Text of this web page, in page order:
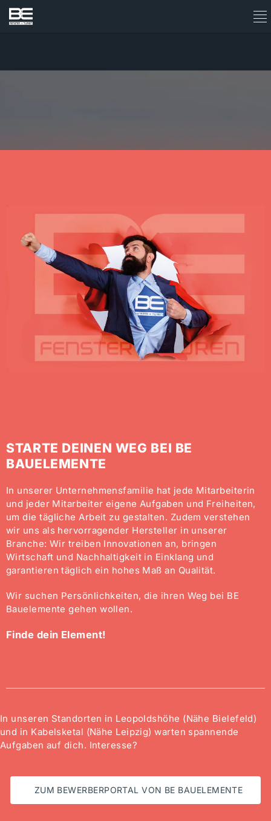
STARTE DEINEN WEG BEI BE
BAUELEMENTE
In unserer Unternehmensfamilie hat jede Mitarbeiterin
und jeder Mitarbeiter eigene Aufgaben und Freiheiten,
um die tägliche Arbeit zu gestalten. Zudem verstehen
wir uns als hervorragender Hersteller in unserer
Branche: Wir treiben Innovationen an, bringen
Wirtschaft und Nachhaltigkeit in Einklang und
garantieren täglich ein hohes Maß an Qualität.
Wir suchen Persönlichkeiten, die ihren Weg bei BE
Bauelemente gehen wollen.
Finde dein Element!
In unseren Standorten in Leopoldshöhe (Nähe Bielefeld)
und in Kabelsketal (Nähe Leipzig) warten spannende
Aufgaben auf dich. Interesse?
ZUM BEWERBERPORTAL VON BE BAUELEMENTE